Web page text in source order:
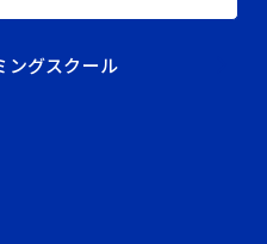
ングスクール